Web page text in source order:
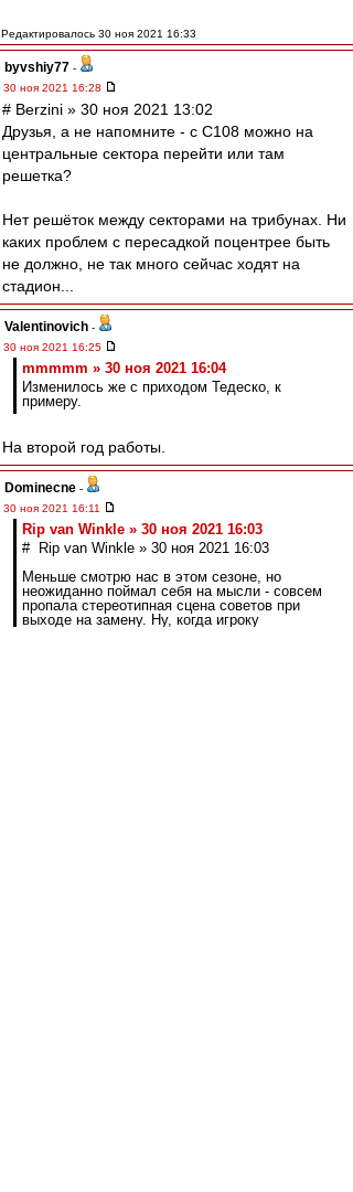
Редактировалось 30 ноя 2021 16:33
byvshiy77 -
30 ноя 2021 16:28
# Berzini » 30 ноя 2021 13:02
Друзья, а не напомните - с С108 можно на
центральные сектора перейти или там
решетка?
Нет решёток между секторами на трибунах. Ни
каких проблем с пересадкой поцентрее быть
не должно, не так много сейчас ходят на
стадион...
Valentinovich -
30 ноя 2021 16:25
mmmmm » 30 ноя 2021 16:04
Изменилось же с приходом Тедеско, к
примеру.
На второй год работы.
Dominecne -
30 ноя 2021 16:11
Rip van Winkle » 30 ноя 2021 16:03
# Rip van Winkle » 30 ноя 2021 16:03
Меньше смотрю нас в этом сезоне, но
неожиданно поймал себя на мысли - совсем
пропала стереотипная сцена советов при
выходе на замену. Ну, когда игроку